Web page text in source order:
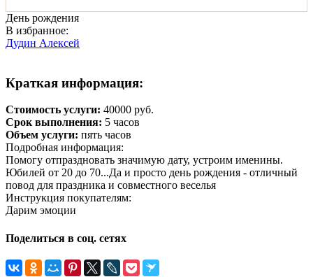
День рождения
В избранное:
Дудин Алексей
Краткая информация:
Стоимость услуги: 40000 руб.
Срок выполнения: 5 часов
Объем услуги: пять часов
Подробная информация:
Помогу отпраздновать значимую дату, устроим именины.
Юбилей от 20 до 70...Да и просто день рождения - отличный
повод для праздника и совместного веселья
Инструкция покупателям:
Дарим эмоции
Поделиться в соц. сетях